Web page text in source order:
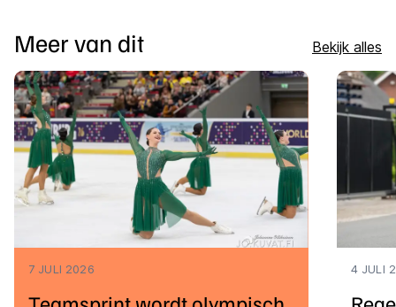
Meer van dit Bekijk alles
7 JULI 2026 4 JULI